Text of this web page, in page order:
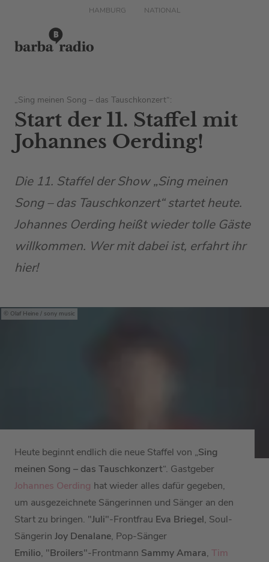
HAMBURG NATIONAL
„Sing meinen Song – das Tauschkonzert“:
Start der 11. Staffel mit
Johannes Oerding!
Die 11. Staffel der Show „Sing meinen
Song – das Tauschkonzert“ startet heute.
Johannes Oerding heißt wieder tolle Gäste
willkommen. Wer mit dabei ist, erfahrt ihr
hier!
Olaf Heine / sony music
Heute beginnt endlich die neue Staffel von „Sing
meinen Song – das Tauschkonzert“. Gastgeber
Johannes Oerding hat wieder alles dafür gegeben,
um ausgezeichnete Sängerinnen und Sänger an den
Start zu bringen. "Juli"-Frontfrau Eva Briegel, Soul-
Sängerin Joy Denalane, Pop-Sänger
Emilio, "Broilers"-Frontmann Sammy Amara, Tim